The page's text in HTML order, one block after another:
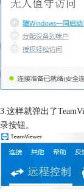
3.这样就弹出了
录按钮。